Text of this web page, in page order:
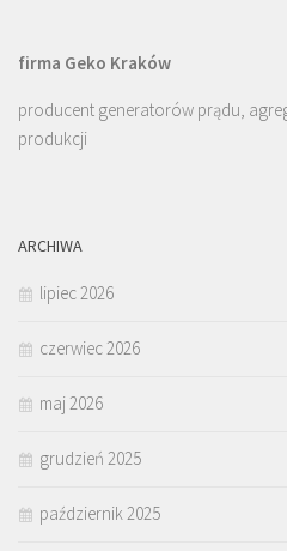
firma Geko Kraków
producent generatorów prądu,
produkcji
ARCHIWA
lipiec 2026
czerwiec 2026
maj 2026
grudzień 2025
październik 2025